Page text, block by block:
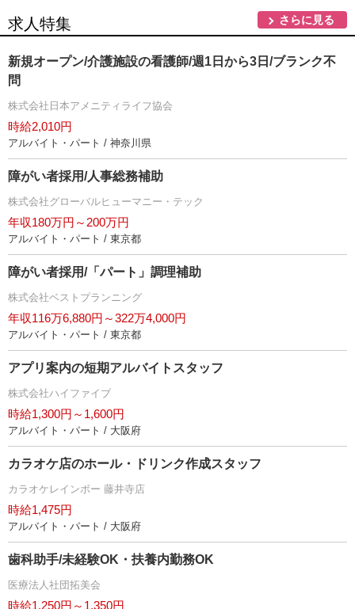
求人特集 さらに見る
新規オープン/介護施設の看護師/週1日から3日/ブランク不
問
株式会社日本アメニティライフ協会
時給2,010円
アルバイト・パート / 神奈川県
障がい者採用/人事総務補助
株式会社グローバルヒューマニー・テック
年収180万円～200万円
アルバイト・パート / 東京都
障がい者採用/「パート」調理補助
株式会社ベストプランニング
年収116万6,880円～322万4,000円
アルバイト・パート / 東京都
アプリ案内の短期アルバイトスタッフ
株式会社ハイファイブ
時給1,300円～1,600円
アルバイト・パート / 大阪府
カラオケ店のホール・ドリンク作成スタッフ
カラオケレインボー 藤井寺店
時給1,475円
アルバイト・パート / 大阪府
歯科助手/未経験OK・扶養内勤務OK
医療法人社団拓美会
時給1,250円～1,350円